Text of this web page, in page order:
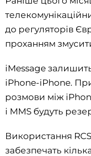
до регуляторів
проханням
iMessage
iPhone-iPhone.
розмови між
і MMS будуть
Використання
забезпечать